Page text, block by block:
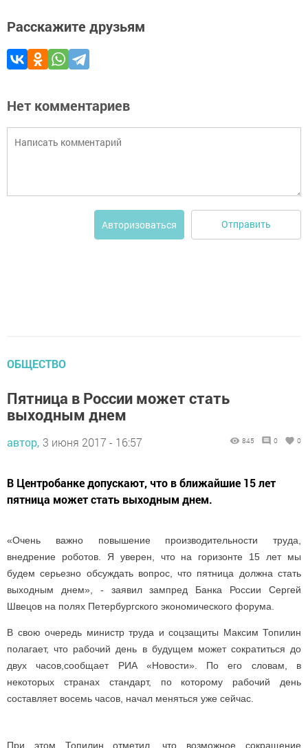
Расскажите друзьям
Нет комментариев
Авторизоваться Отправить
ОБЩЕСТВО
Пятница в России может стать
выходным днем
автор, 3 июня 2017 - 16:57 845 0 0
В Центробанке допускают, что в ближайшие 15 лет
пятница может стать выходным днем.
«Очень важно повышение производительности труда,
внедрение роботов. Я уверен, что на горизонте 15 лет мы
будем серьезно обсуждать вопрос, что пятница должна стать
выходным днем», - заявил зампред Банка России Сергей
Швецов на полях Петербургского экономического форума.
В свою очередь министр труда и соцзащиты Максим Топилин
полагает, что рабочий день в будущем может сократиться до
двух часов,сообщает РИА «Новости». По его словам, в
некоторых странах стандарт, по которому рабочий день
составляет восемь часов, начал меняться уже сейчас.
При этом Топилин отметил, что возможное сокращение